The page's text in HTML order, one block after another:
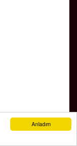
Anladım